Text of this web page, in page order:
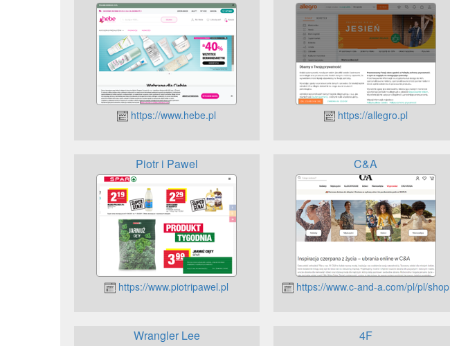
https://www.hebe.pl https://allegro.pl
Piotr i Pawel
https://www.piotripawel.pl
C&A
https://www.c-and-a.com/pl/pl/shop
Wrangler Lee 4F